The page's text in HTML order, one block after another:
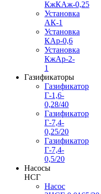
КжКАж-0,25
Установка
АК-1
Установка
КАр-0,6
Установка
КжАр-2-
1
Газификаторы
Газификатор
Г-1,6-
0,28/40
Газификатор
Г-7,4-
0,25/20
Газификатор
Г-7,4-
0,5/20
Насосы
НСГ
Насос